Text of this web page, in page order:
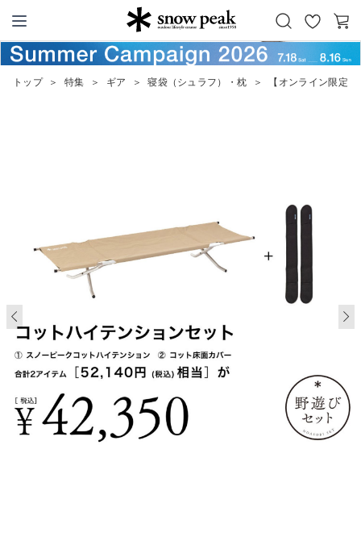
Snow Peak
お
気
カ
ー
ト
トップ ＞ 特集 ＞ ギア ＞ 寝袋（シュラフ）・枕 ＞ 【オンライン限定